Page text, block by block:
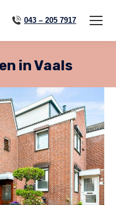
043 – 205 7917
in Vaals